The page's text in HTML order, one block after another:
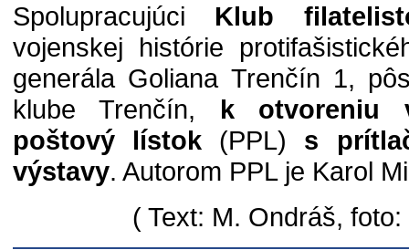
Spolupracujúci Klub
vojenskej histórie
generála Goliana Trenčín 1,
klube Trenčín, k otvoreniu
poštový lístok (PPL) s
výstavy. Autorom PPL je Karol
( Text: M. Ondráš,